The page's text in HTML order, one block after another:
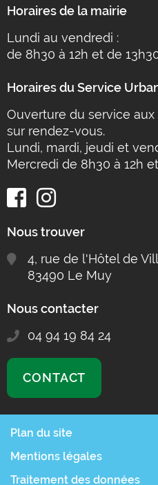
Horaires de la mairie
Lundi au vendredi :
de 8h30 à 12h et de
Horaires du Service
Ouverture du service
sur rendez-vous.
Lundi, mardi, jeudi et
Mercredi de 8h30 à 12h
Nous trouver
4, rue de l'Hôtel de
83490 Le Muy
Nous contacter
04 94 19 84 24
CONTACT
Plan du site
Mentions légales
Traitement des données